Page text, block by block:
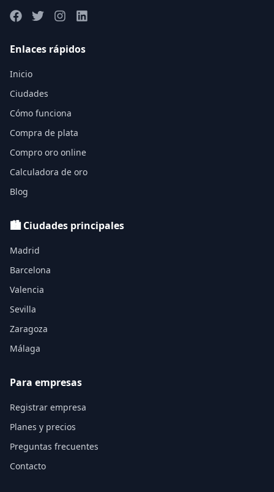
Enlaces rápidos
Inicio
Ciudades
Cómo funciona
Compra de plata
Compro oro online
Calculadora de oro
Blog
🏙️ Ciudades principales
Madrid
Barcelona
Valencia
Sevilla
Zaragoza
Málaga
Para empresas
Registrar empresa
Planes y precios
Preguntas frecuentes
Contacto